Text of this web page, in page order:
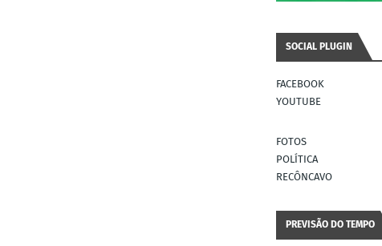
SOCIAL PLUGIN
FACEBOOK
YOUTUBE
FOTOS
POLÍTICA
RECÔNCAVO
PREVISÃO DO TEMPO